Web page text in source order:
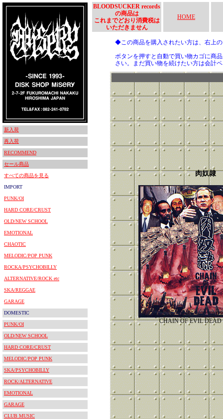
新入荷
再入荷
RECOMMEND
セール商品
すべての商品を見る
IMPORT
PUNK/OI
HARD CORE/CRUST
OLD/NEW SCHOOL
EMOTIONAL
CHAOTIC
MELODIC/POP PUNK
ROCKA/PSYCHOBILLY
ALTERNATIVE/ROCK etc
SKA/REGGAE
GARAGE
DOMESTIC
PUNK/OI
OLD/NEW SCHOOL
HARD CORE/CRUST
MELODIC/POP PUNK
SKA/PSYCHOBILLY
ROCK/ALTERNATIVE
EMOTIONAL
GARAGE
CLUB MUSIC
BLOODSUCKER records
の商品は
これまでどおり消費税は
いただきません
HOME
◆この商品を購入されたい方は、右上
ボタンを押すと自動で買い物カゴに商
さい。まだ買い物を続けたい方は会計
肉奴隷
CHAIN OF EVIL DEAD